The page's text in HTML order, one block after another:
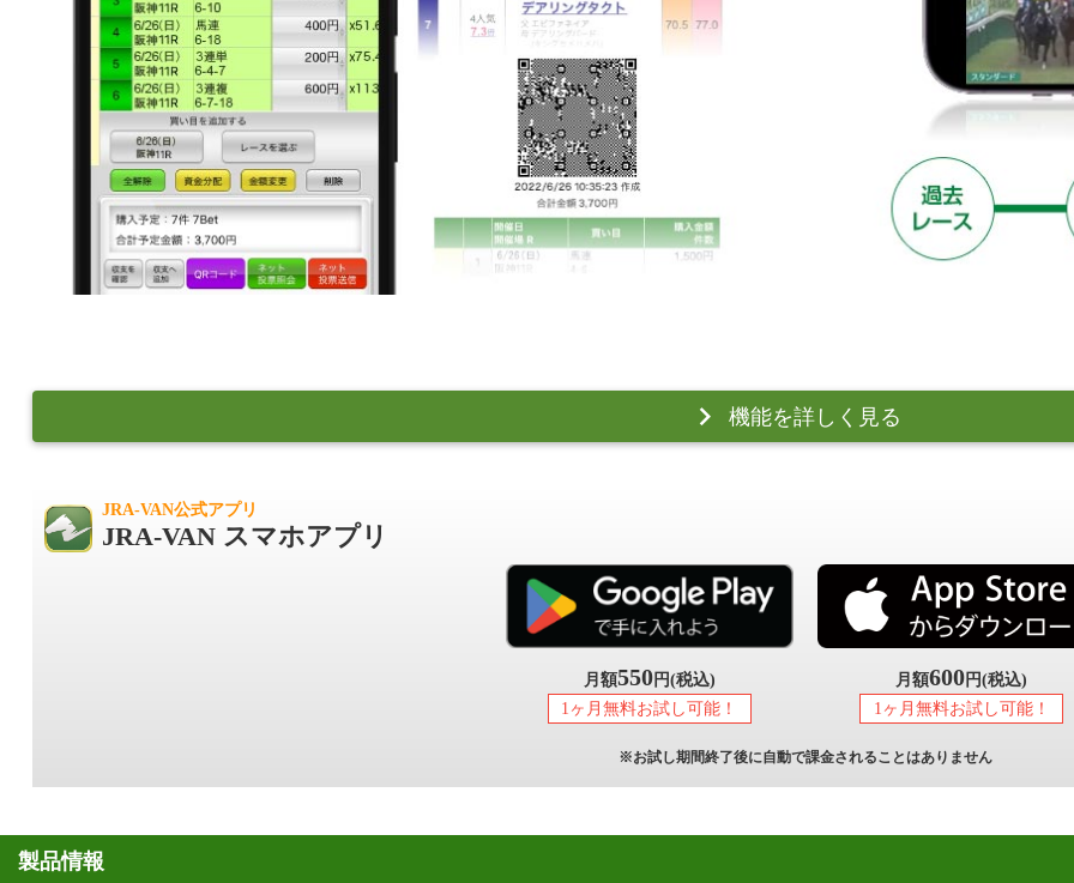
機能を詳しく見る
JRA-VAN公式アプリ
JRA-VAN スマホアプリ
月額550円(税込)
1ヶ月無料お試し可能！
月額600 円(税込)
1ヶ月無料お試し可能！
※お試し期間終了後に自動で課金されることはありません
製品情報